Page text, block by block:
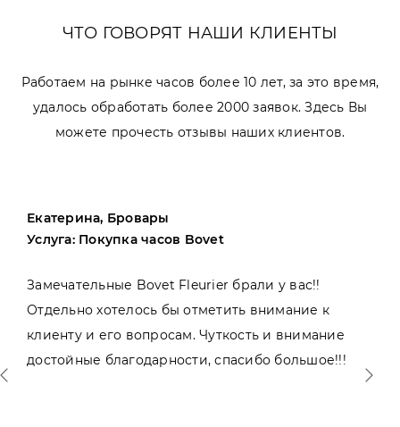
ЧТО ГОВОРЯТ НАШИ КЛИЕНТЫ
Работаем на рынке часов более 10 лет, за это время,
удалось обработать более 2000 заявок. Здесь Вы
можете прочесть отзывы наших клиентов.
Екатерина, Бровары
Услуга: Покупка часов Bovet
Замечательные Bovet Fleurier брали у вас!!
Отдельно хотелось бы отметить внимание к
клиенту и его вопросам. Чуткость и внимание
достойные благодарности, спасибо большое!!!